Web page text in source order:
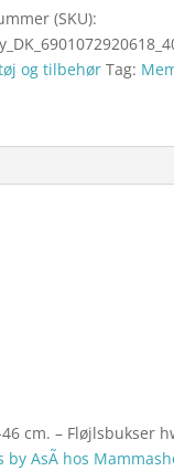
(SKU):
og tilbehør Tag:
cm. – Fløjlsbukser
by AsÃ­ hos